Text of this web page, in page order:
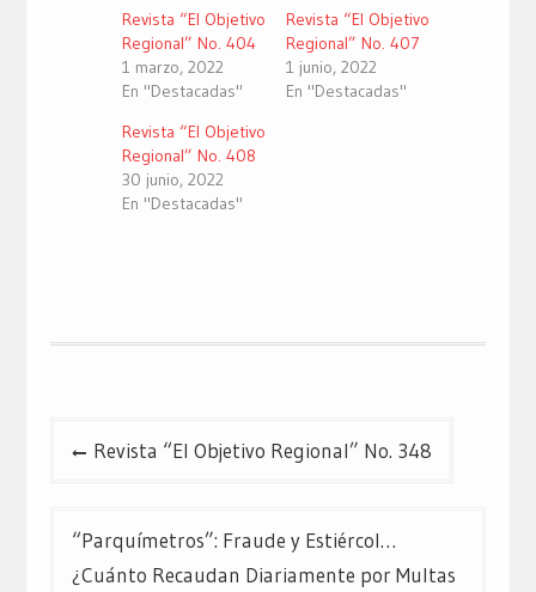
una
ventana
nueva)
una
ventana
nueva)
una
ventana
nueva)
Revista “El Objetivo
Regional” No. 404
1 marzo, 2022
En "Destacadas"
Revista “El Objetivo
Regional” No. 407
1 junio, 2022
En "Destacadas"
Revista “El Objetivo
Regional” No. 408
30 junio, 2022
En "Destacadas"
Navegación
Revista “El Objetivo Regional” No. 348
“Parquímetros”: Fraude y Estiércol…
¿Cuánto Recaudan Diariamente por Multas